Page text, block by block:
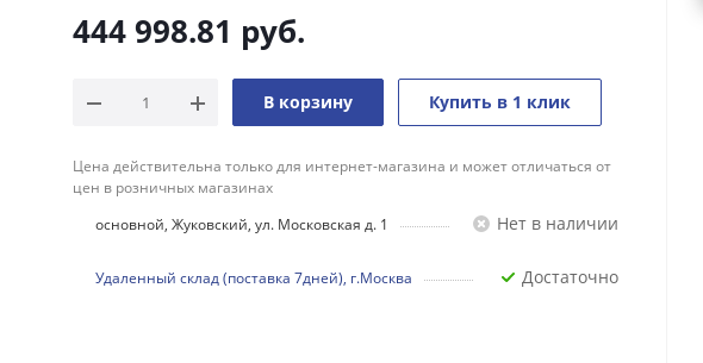
444 998.81 руб.
В корзину Купить в 1 клик
Цена действительна только для интернет-магазина и может отличаться от
цен в розничных магазинах
основной, Жуковский, ул. Московская д. 1
Нет в наличии
Удаленный склад (поставка 7дней), г.Москва Достаточно